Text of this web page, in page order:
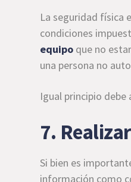
La seguridad física
condiciones
equipo que no
una persona no
Igual principio
7.
Si bien es
información como